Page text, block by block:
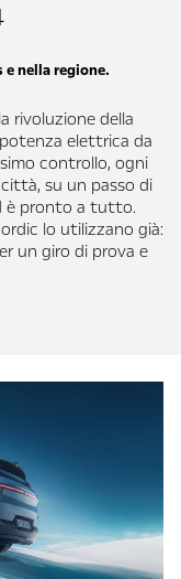
e nella regione.
rivoluzione della
elettrica da
controllo, ogni
su un passo di
è pronto a tutto.
lo utilizzano già:
un giro di prova e